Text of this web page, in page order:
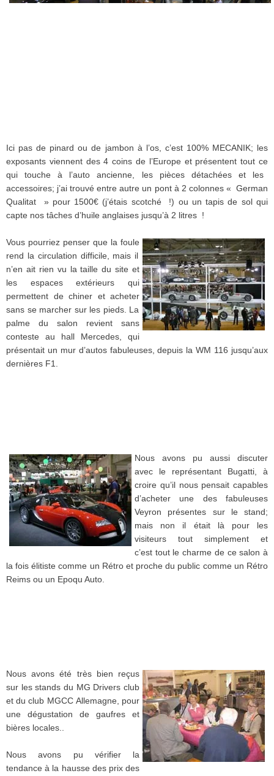
Ici pas de pinard ou de jambon à l’os, c’est100% MECANIK; les
exposants viennentdes 4 coins de l’Europeet présentent toutce
quitouche à l’auto ancienne , les pièces détachéeset les
accessoires; j’ai trouvé entre autre un pont à 2 colonnes« German
Qualitat » pour 1500€ (j’étais scotché!) ou untapis de solqui
capte nos tâches d’huile anglaises jusqu’à 2 litres !
Vous pourriez penser que la foule
rend la circulation difficile, mais il
n’en ait rien vu lataille du site et
les espaces extérieurs qui
permettent de chiner et acheter
sans se marcher surles pieds. La
palme du salon revient sans
conteste au hall Mercedes, qui
présentait un mur d’autos fabuleuses,depuis laWM 116 jusqu’aux
dernières F1
Nous avons pu aussi
discuter
avec le représentant Bugatti
à
croire qu’il nous pensait capables
d’acheter
une desfabuleuses
Veyron
présentes surle stand;
mais non il était là pour les
visiteurs tout simplement et
c’est tout lecharme de cesalonà
lafois élitiste comme un Rétroet proche du public commeun Rétro
Reims ou un Epoqu Auto.
Nous avons été très bien
reçus
sur les stands du MG Drivers club
et du club MGCC Allemagne, pour
une
dégustation de gaufres et
bières locales..
Nous avons pu vérifier la
tendance à la hausse des prix des